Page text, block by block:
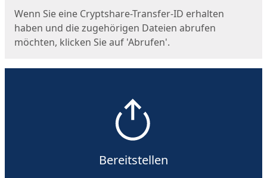
Wenn Sie eine Cryptshare-Transfer-ID erhalten
haben und die zugehörigen Dateien abrufen
möchten, klicken Sie auf 'Abrufen'.
Bereitstellen